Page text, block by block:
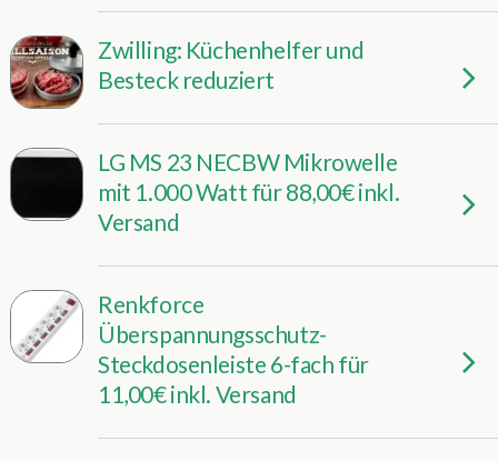
Zwilling: Küchenhelfer und
Besteck reduziert
LG MS 23 NECBW Mikrowelle
mit 1.000 Watt für 88,00€ inkl.
Versand
Renkforce
Überspannungsschutz-
Steckdosenleiste 6-fach für
11,00€ inkl. Versand